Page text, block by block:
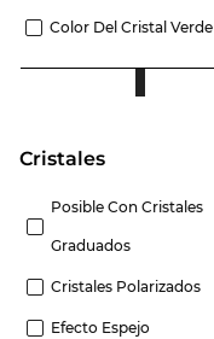
Color Del Cristal Verde
Cristales
Posible Con Cristales
Graduados
Cristales Polarizados
Efecto Espejo